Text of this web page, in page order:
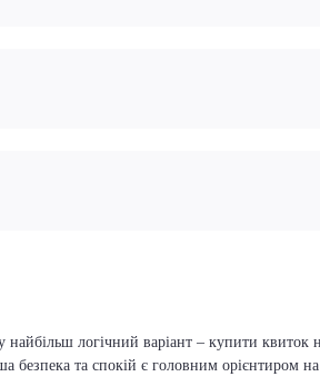
логічний варіант – купити квиток
безпека та спокій є головним орієнтиром